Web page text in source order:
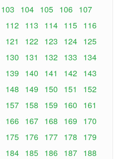
103 104 105 106 107
112 113 114 115 116
121 122 123 124 125
130 131 132 133
134
139 140 141 142 143
148 149 150 151
152
157 158 159 160
161
166 167 168 169
170
175 176 177 178
179
184 185 186 187 188